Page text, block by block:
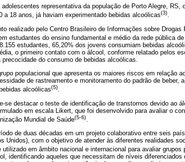
representativa da população de Porto Alegre, RS,
18 anos, já haviam experimentado bebidas alcoólicas(3).
realizado pelo Centro Brasileiro de Informações sobre Drogas
estudantes do ensino fundamental e médio da rede pública
estudantes, 65,20% dos jovens consumiam bebidas
o primeiro contato com o álcool, conforme relatado pelos
do consumo de bebidas alcoólicas.
populacional que apresenta os maiores riscos em relação
de rastreamento e monitoramento do padrão de beber,
alcoólicas(5).
se destacar o teste de identificação de transtornos devido ao
em escala Likert, que foi desenvolvido para avaliar o
Mundial de Saúde(5-6)
de duas décadas em um projeto colaborativo entre seis
Unidos), com o objetivo de atender às diferentes realidades
em âmbito nacional e internacional para avaliar grupos
identificando aqueles que necessitam de níveis diferenciados